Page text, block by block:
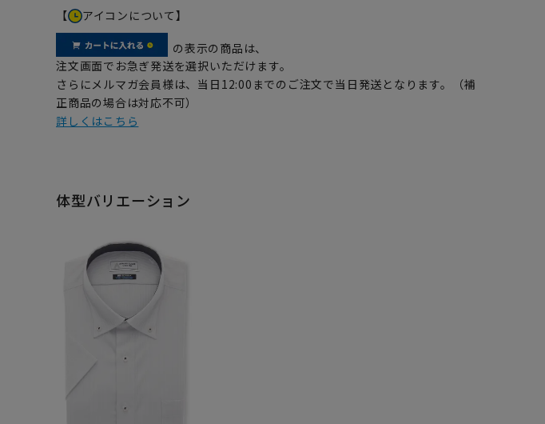
【 アイコンについて】
の表示の商品は、
注文画面でお急ぎ発送を選択いただけます。
さらにメルマガ会員様は、当日12:00までのご注文で当日発送となります。（補
正商品の場合は対応不可）
詳しくはこちら
体型バリエーション